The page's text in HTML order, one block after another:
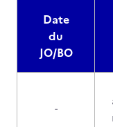
Date
du
JO/BO
-